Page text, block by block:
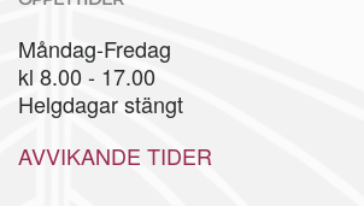
Måndag-Fredag
kl 8.00 - 17.00
Helgdagar stängt
AVVIKANDE TIDER